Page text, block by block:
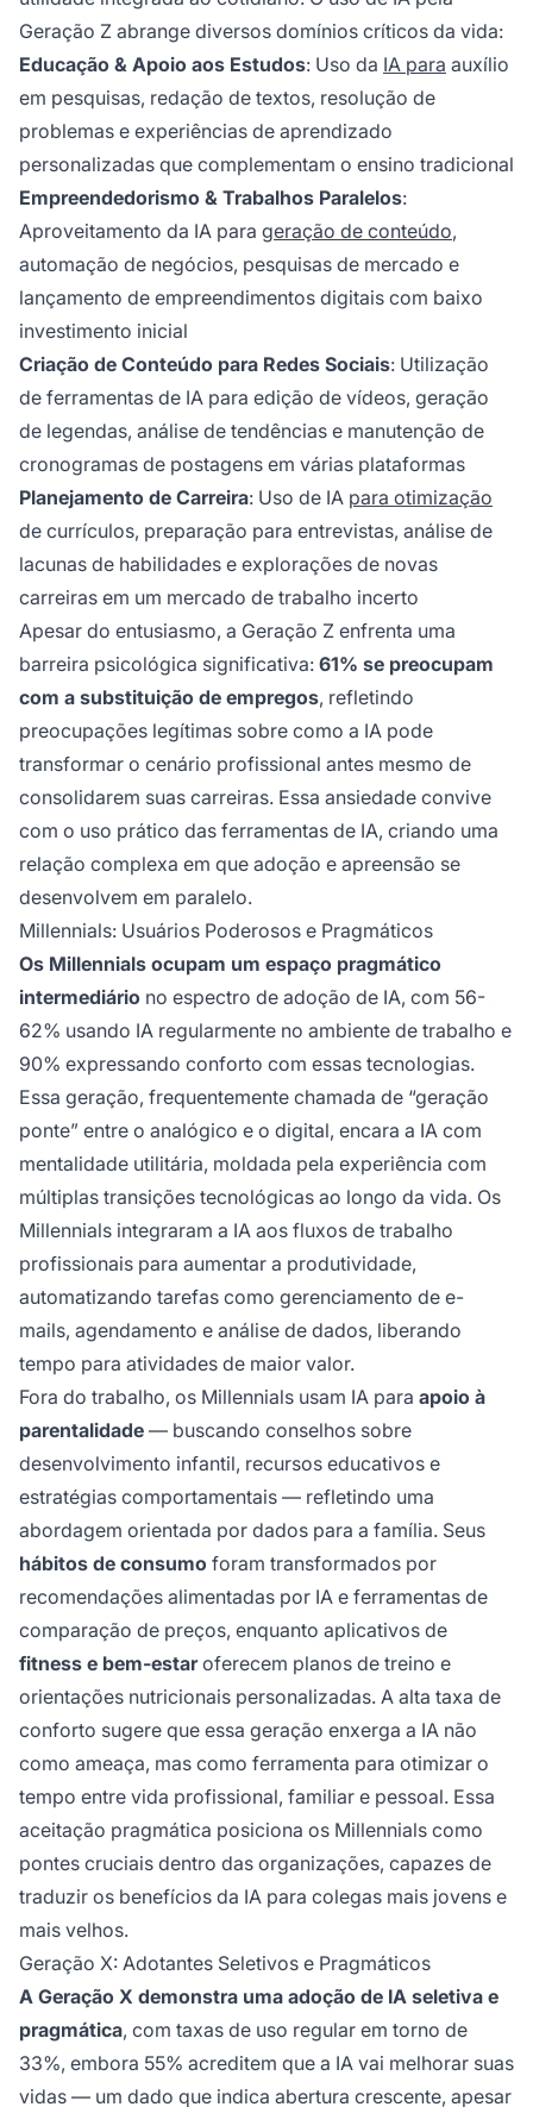
Geração Z abrange diversos domínios críticos da vida:
Educação & Apoio aos Estudos: Uso da IA para auxílio
em pesquisas, redação de textos, resolução de
problemas e experiências de aprendizado
personalizadas que complementam o ensino tradicional
Empreendedorismo & Trabalhos Paralelos:
Aproveitamento da IA para geração de conteúdo,
automação de negócios, pesquisas de mercado e
lançamento de empreendimentos digitais com baixo
investimento inicial
Criação de Conteúdo para Redes Sociais: Utilização
de ferramentas de IA para edição de vídeos, geração
de legendas, análise de tendências e manutenção de
cronogramas de postagens em várias plataformas
Planejamento de Carreira: Uso de IA para otimização
de currículos, preparação para entrevistas, análise de
lacunas de habilidades e explorações de novas
carreiras em um mercado de trabalho incerto
Apesar do entusiasmo, a Geração Z enfrenta uma
barreira psicológica significativa: 61% se preocupam
com a substituição de empregos, refletindo
preocupações legítimas sobre como a IA pode
transformar o cenário profissional antes mesmo de
consolidarem suas carreiras. Essa ansiedade convive
com o uso prático das ferramentas de IA, criando uma
relação complexa em que adoção e apreensão se
desenvolvem em paralelo.
Millennials: Usuários Poderosos e Pragmáticos
Os Millennials ocupam um espaço pragmático
intermediário no espectro de adoção de IA, com 56-
62% usando IA regularmente no ambiente de trabalho e
90% expressando conforto com essas tecnologias.
Essa geração, frequentemente chamada de “geração
ponte” entre o analógico e o digital, encara a IA com
mentalidade utilitária, moldada pela experiência com
múltiplas transições tecnológicas ao longo da vida. Os
Millennials integraram a IA aos fluxos de trabalho
profissionais para aumentar a produtividade,
automatizando tarefas como gerenciamento de e-
mails, agendamento e análise de dados, liberando
tempo para atividades de maior valor.
Fora do trabalho, os Millennials usam IA para apoio à
parentalidade — buscando conselhos sobre
desenvolvimento infantil, recursos educativos e
estratégias comportamentais — refletindo uma
abordagem orientada por dados para a família. Seus
hábitos de consumo foram transformados por
recomendações alimentadas por IA e ferramentas de
comparação de preços, enquanto aplicativos de
fitness e bem-estaroferecem planos de treino e
orientações nutricionais personalizadas. A alta taxa de
conforto sugere que essa geração enxerga a IA não
como ameaça, mas como ferramenta para otimizar o
tempo entre vida profissional, familiar e pessoal. Essa
aceitação pragmática posiciona os Millennials como
pontes cruciais dentro das organizações, capazes de
traduzir os benefícios da IA para colegas mais jovens e
mais velhos.
Geração X: Adotantes Seletivos e Pragmáticos
A Geração X demonstra uma adoção de IA seletiva e
pragmática, com taxas de uso regular em torno de
33%, embora 55% acreditem que a IA vai melhorar suas
vidas — um dado que indica abertura crescente, apesar